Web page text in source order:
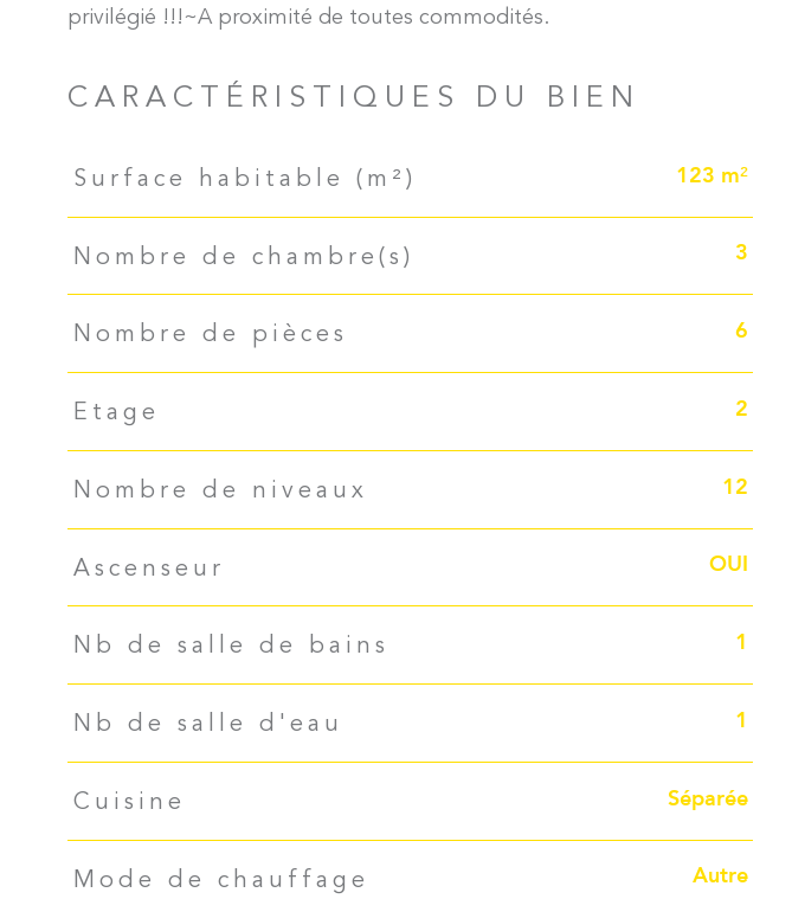
CARACTÉRISTIQUES DU BIEN
Caractéristiques Valeurs
Surface habitable (m²) 123 m²
Nombre de chambre(s) 3
Nombre de pièces 6
Etage 2
Nombre de niveaux 12
Ascenseur OUI
Nb de salle de bains 1
Nb de salle d'eau 1
Cuisine Séparée
Mode de chauffage Autre